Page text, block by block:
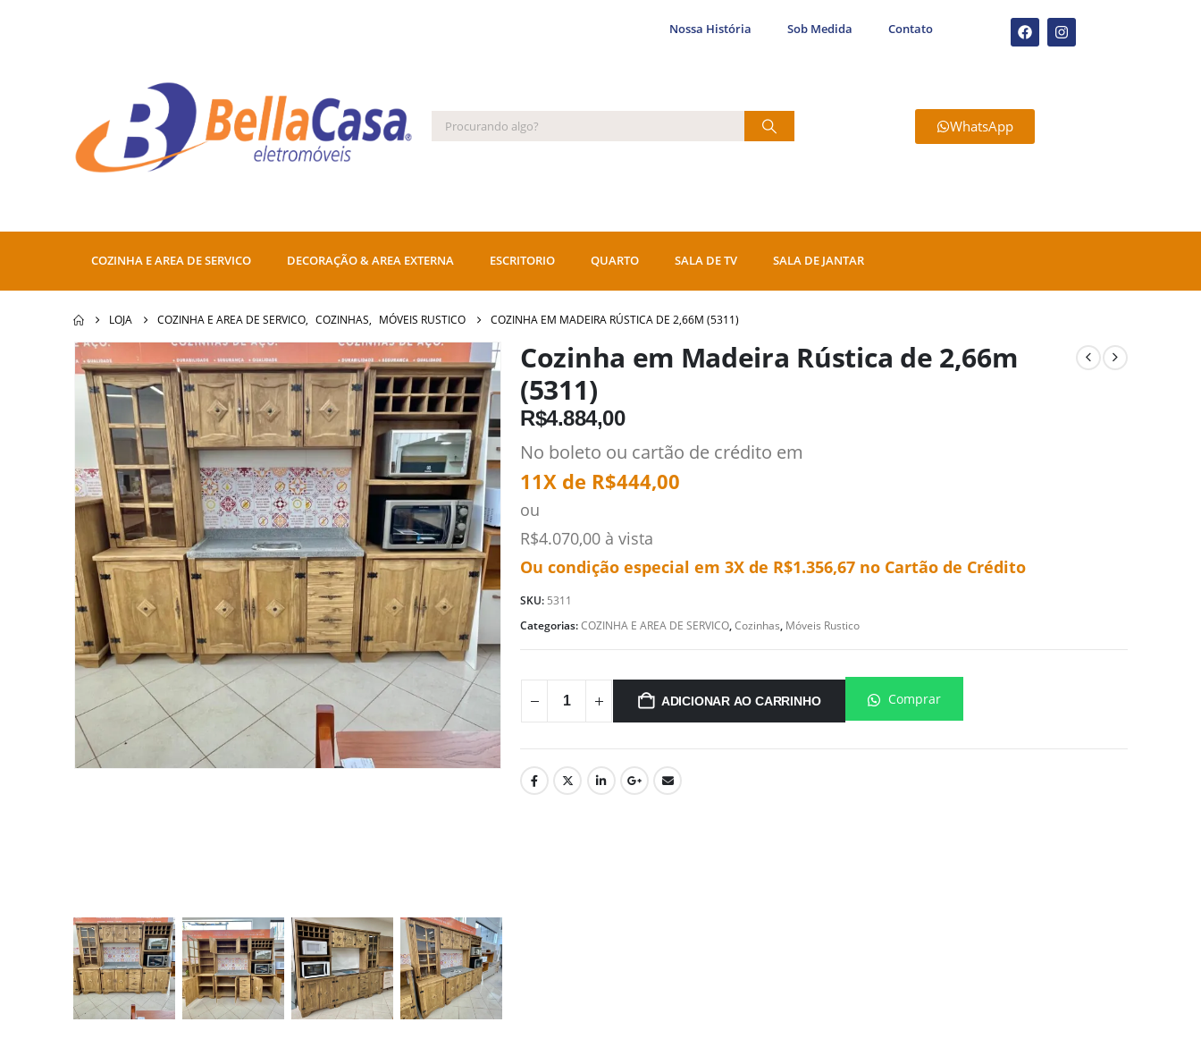
Nossa História Sob Medida Contato
WhatsApp
COZINHA E AREA DE SERVICO DECORAÇÃO & AREA EXTERNA ESCRITORIO QUARTO SALA DE TV SALA DE JANTAR
LOJA COZINHA E AREA DE SERVICO, COZINHAS, MÓVEIS RUSTICO COZINHA EM MADEIRA RÚSTICA DE 2,66M (5311)
Cozinha em Madeira Rústica de 2,66m
(5311)
R$4.884,00
No boleto ou cartão de crédito em
11X de R$444,00
ou
R$4.070,00 à vista
Ou condição especial em 3X de R$1.356,67 no Cartão de Crédito
SKU: 5311
Categorias:COZINHA E AREA DE SERVICO,Cozinhas, Móveis Rustico
ADICIONAR AO CARRINHO Comprar